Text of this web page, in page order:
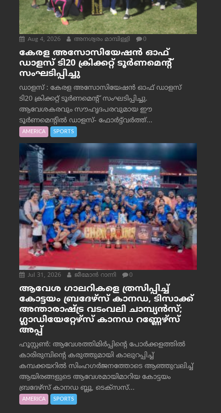
Aug 4, 2026 അനശ്വരം മാമ്പിള്ളി 0
കേരള അസോസിയേഷൻ ഓഫ്
ഡാളസ് ടി20 ക്രിക്കറ്റ് ടൂർണമെന്റ്
സംഘടിപ്പിച്ചു
ഡാളസ് : കേരള അസോസിയേഷൻ ഓഫ് ഡാളസ്
ടി20 ക്രിക്കറ്റ് ടൂർണമെന്റ് സംഘടിപ്പിച്ചു.
ആവേശകരവും സൗഹൃദപരവുമായ ഈ
ടൂർണമെന്റിൽ ഡാളസ്- ഫോർട്ട്‌വര്‍ത്ത്...
AMERICA SPORTS
Jul 31, 2026 ജീമോന്‍ റാന്നി 0
ആവേശ ഗാലറികളെ ത്രസിപ്പിച്ച്
കോട്ടയം ബ്രദേഴ്‌സ് കാനഡ, ടിസാക്ക്
അന്താരാഷ്ട്ര വടംവലി ചാമ്പ്യന്‍സ്;
ഗ്ലാഡിയേറ്റേഴ്‌സ് കാനഡ റണ്ണേഴ്‌സ്
അപ്പ്
ഹൂസ്റ്റണ്‍: ആവേശത്തിമിര്‍പ്പിന്റെ പോര്‍ക്കളത്തില്‍
കാരിരുമ്പിന്റെ കരുത്തുമായി കാലുറപ്പിച്ച്
കമ്പക്കയറില്‍ സിംഹഗര്‍ജനത്തോടെ ആഞ്ഞുവലിച്ച്
ആയിരങ്ങളുടെ ആവേശമായിമാറിയ കോട്ടയം
ബ്രദേഴ്‌സ് കാനഡ ബ്ലൂ, ടെക്‌സസ്...
AMERICA SPORTS